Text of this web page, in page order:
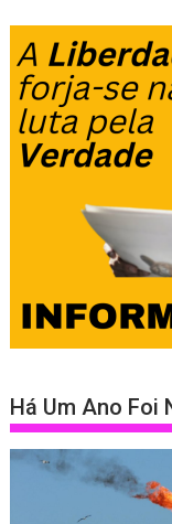
Há Um Ano Foi